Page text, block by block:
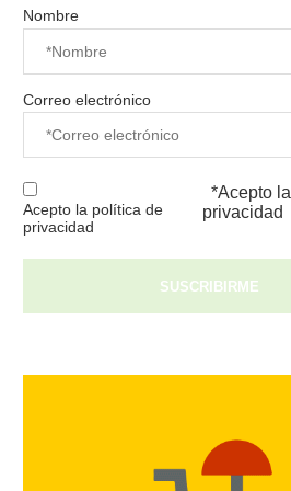
Nombre
Correo electrónico
Acepto la política de
privacidad
*Acepto la
privacidad